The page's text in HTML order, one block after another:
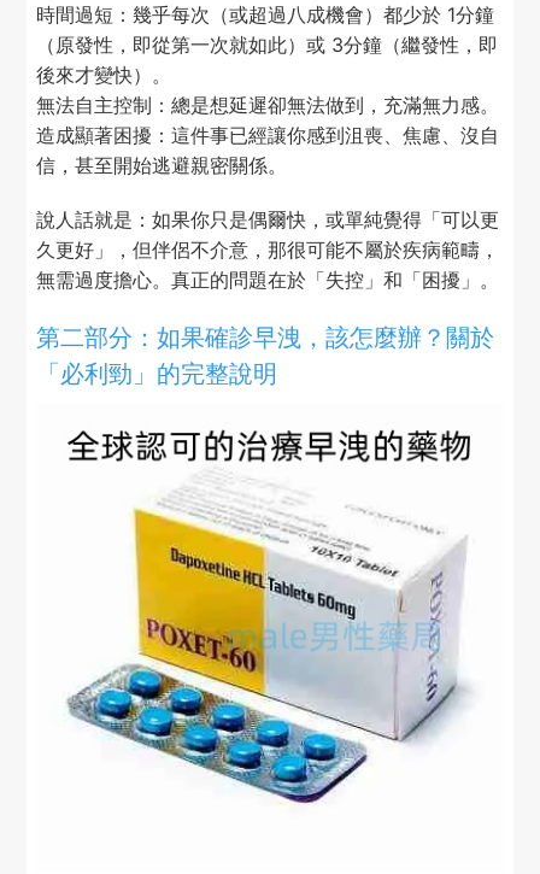
時間過短：幾乎每次（或超過八成機會）都少於 1分鐘
（原發性，即從第一次就如此）或 3分鐘（繼發性，即
後來才變快）。
無法自主控制：總是想延遲卻無法做到，充滿無力感。
造成顯著困擾：這件事已經讓你感到沮喪、焦慮、沒自
信，甚至開始逃避親密關係。
說人話就是：如果你只是偶爾快，或單純覺得「可以更
久更好」，但伴侶不介意，那很可能不屬於疾病範疇，
無需過度擔心。真正的問題在於「失控」和「困擾」。
第二部分：如果確診早洩，該怎麼辦？關於
「必利勁」的完整說明